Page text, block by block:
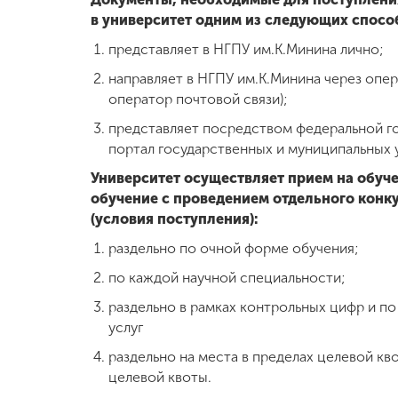
в университет одним из следующих
представляет в НГПУ им.К.Минина лично;
направляет в НГПУ им.К.Минина через
оператор почтовой связи);
представляет посредством федеральной
портал государственных и муниципальных
Университет осуществляет прием на
обучение с проведением отдельного
(условия поступления):
раздельно по очной форме обучения;
по каждой научной специальности;
раздельно в рамках контрольных цифр и
услуг
раздельно на места в пределах целевой
целевой квоты.